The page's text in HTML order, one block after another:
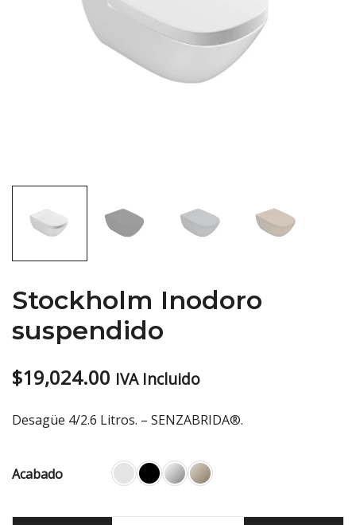
Stockholm Inodoro
suspendido
$19,024.00 IVA Incluido
Desagüe 4/2.6 Litros. – SENZABRIDA®.
Acabado